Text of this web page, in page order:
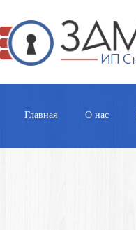
Главная О нас